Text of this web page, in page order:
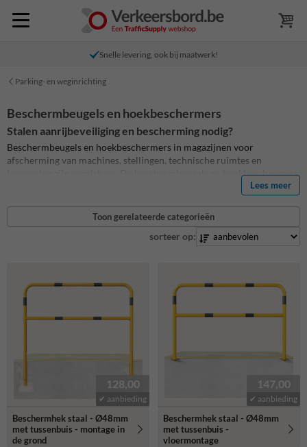
Snelle levering, ook bij maatwerk!
Parking- en weginrichting
Beschermbeugels en hoekbeschermers
Stalen aanrijbeveiliging en bescherming nodig?
Beschermbeugels en hoekbeschermers in magazijnen voor
afscherming van machines, stellingen, technische ruimtes en
De beschermbeugels en hoekbeschermers
beschermen tegen beschadigingen van onder andere heftruck- en
beschermbeugels en aanrijdbeveiligingen
Lees meer
Toon gerelateerde categorieën
sorteer op:
128,00
✔ aanbieding
Beschermhek staal - Ø48mm
met tussenbuis - montage in
de grond
147,00
✔ aanbieding
Beschermhek staal - Ø48mm
met tussenbuis -
vloermontage